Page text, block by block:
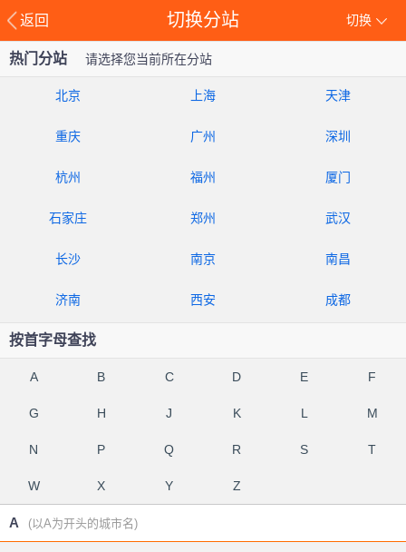
返回 切换
切换分站
热门分站 请选择您当前所在分站
北京 上海 天津
重庆 广州 深圳
杭州 福州 厦门
石家庄 郑州 武汉
长沙 南京 南昌
济南 西安 成都
按首字母查找
A B C D E F
G H J K L M
N P Q R S T
W X Y Z
A (以A为开头的城市名)